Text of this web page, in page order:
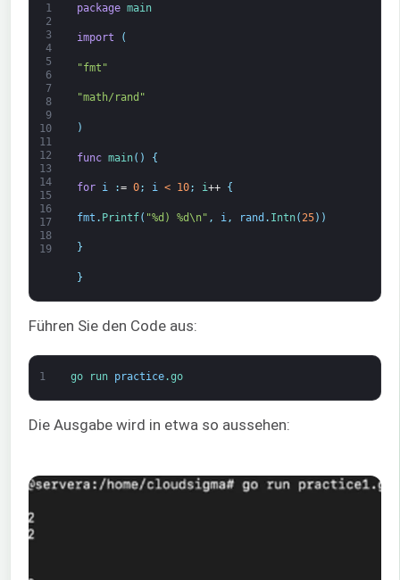
1
2
3
4
5
6
7
8
9
10
11
12
13
14
15
16
17
18
19
package main
import (
"fmt"
"math/rand"
)
func main( ) {
for i := 0; i < 10; i++ {
fmt . Printf( "%d) %d\n" , i , rand . Intn( 25) )
}
}
Führen Sie den Code aus:
1 go run practice.go
Die Ausgabe wird in etwa so aussehen: